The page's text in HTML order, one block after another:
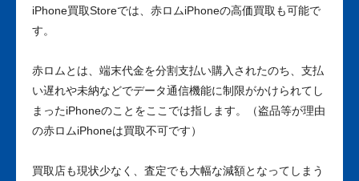
iPhone買取Storeでは、赤ロムiPhoneの高価買取も可能で
す。
赤ロムとは、端末代金を分割支払い購入されたのち、支払
い遅れや未納などでデータ通信機能に制限がかけられてし
まったiPhoneのことをここでは指します。（盗品等が理由
の赤ロムiPhoneは買取不可です）
買取店も現状少なく、査定でも大幅な減額となってしまう